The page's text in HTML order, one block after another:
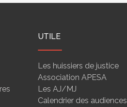
UTILE
Les huissiers de justice
Association APESA
Les AJ/MJ
Calendrier des audiences